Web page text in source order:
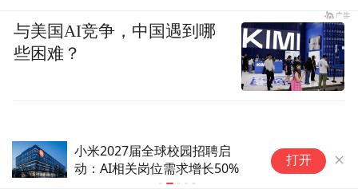
小米2027届全球校园招聘启
动：AI相关岗位需求增长50%
打开
与美国AI竞争，中国遇到哪
些困难？